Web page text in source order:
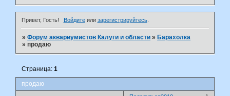
Привет, Гость! Войдитеили зарегистрируйтесь.
»Форум аквариумистов Калуги и области » Барахолка
»продаю
продаю
Страница:1